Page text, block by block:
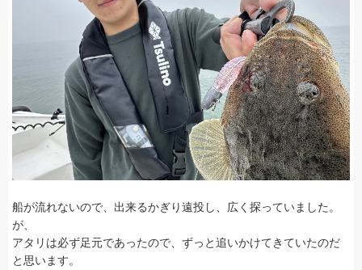
船が流れないので、出来るかぎり遠投し、広く探っていました。
が、
アタリは必ず足元であったので、ずっと追いかけてきていたのだ
と思います。